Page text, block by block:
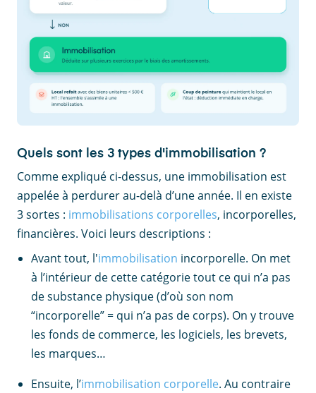
Quels sont les 3 types d'immobilisation ?
Comme expliqué ci-dessus, une immobilisation est
appelée à perdurer au-delà d’une année. Il en existe
3 sortes : immobilisations corporelles, incorporelles,
financières. Voici leurs descriptions :
Avant tout, l'immobilisation incorporelle. On met
à l’intérieur de cette catégorie tout ce qui n’a pas
de substance physique (d’où son nom
“incorporelle” = qui n’a pas de corps). On y trouve
les fonds de commerce, les logiciels, les brevets,
les marques…
Ensuite, l’immobilisation corporelle. Au contraire